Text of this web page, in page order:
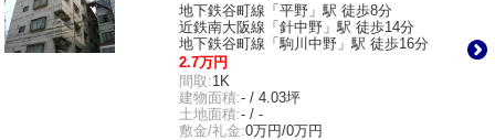
地下鉄谷町線「平野」駅 徒歩8分
近鉄南大阪線「針中野」駅 徒歩14分
地下鉄谷町線「駒川中野」駅 徒歩16分
2.7万円
間取:1K
建物面積:- / 4.03坪
土地面積:- / -
敷金/礼金:0万円/0万円